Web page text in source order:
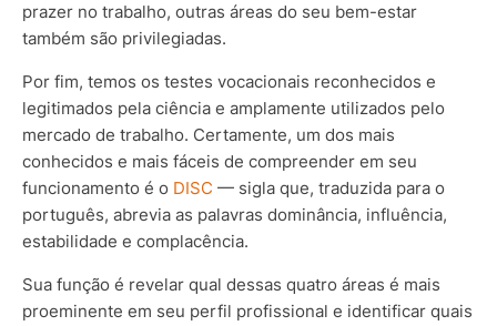
prazer no trabalho, outras áreas do seu bem-estar
também são privilegiadas.
Por fim, temos os testes vocacionais reconhecidos e
legitimados pela ciência e amplamente utilizados pelo
mercado de trabalho. Certamente, um dos mais
conhecidos e mais fáceis de compreender em seu
funcionamento é o DISC — sigla que, traduzida para o
português, abrevia as palavras dominância, influência,
estabilidade e complacência.
Sua função é revelar qual dessas quatro áreas é mais
proeminente em seu perfil profissional e identificar quais